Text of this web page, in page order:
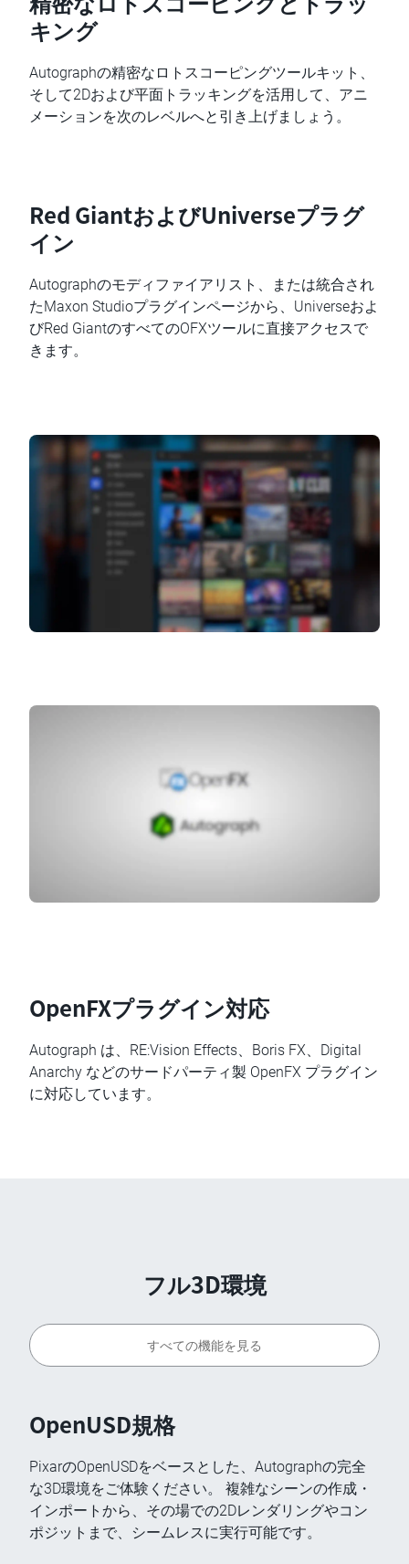
キング
Autographの精密なロトスコーピングツールキット、
そして2Dおよび平面トラッキングを活用して、アニ
メーションを次のレベルへと引き上げましょう。
Red GiantおよびUniverseプラグ
イン
Autographのモディファイアリスト、または統合され
たMaxon Studioプラグインページから、Universeおよ
びRed GiantのすべてのOFXツールに直接アクセスで
きます。
OpenFXプラグイン対応
Autograph は、RE:Vision Effects、Boris FX、Digital
Anarchy などのサードパーティ製 OpenFX プラグイン
に対応しています。
フル3D環境
すべての機能を見る
OpenUSD規格
PixarのOpenUSDをベースとした、Autographの完全
な3D環境をご体験ください。 複雑なシーンの作成・
インポートから、その場での2Dレンダリングやコン
ポジットまで、シームレスに実行可能です。